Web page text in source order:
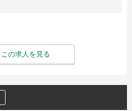
この求人を見る